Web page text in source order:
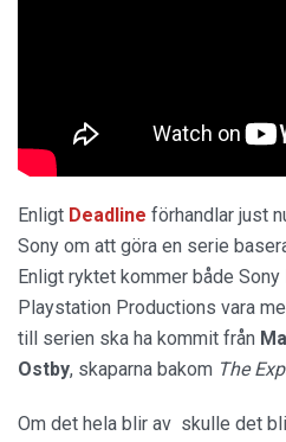
Enligt Deadline förhandlar just
Sony om att göra en serie
Enligt ryktet kommer både
Playstation Productions vara
till serien ska ha kommit från
Ostby, skaparna bakom The
Om det hela blir av skulle det